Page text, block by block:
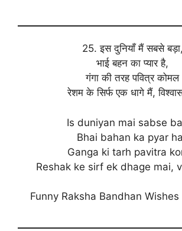
25. इस दुनियाँ मैं सबसे बड़ा,
भाई बहन का प्यार है,
गंगा की तरह पवित्र कोमल
रेशम के सिर्फ एक धागे मैं,
Is duniyan mai sabse
Bhai bahan ka pyar
Ganga ki tarh pavitra
Reshak ke sirf ek dhage mai,
Funny Raksha Bandhan